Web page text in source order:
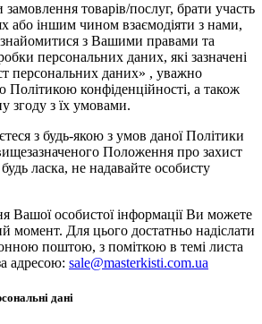
товарів/послуг, брати участь
або іншим чином взаємодіяти з нами,
з Вашими правами та
персональних даних, які зазначені
персональних даних» , уважно
Політикою конфіденційності, а також
згоду з їх умовами.
з будь-якою з умов даної Політики
Положення про захист
ласка, не надавайте особисту
Вашої особистої інформації Ви можете
момент. Для цього достатньо надіслати
поштою, з поміткою в темі листа
адресою: sale@masterkisti.com.ua
дані